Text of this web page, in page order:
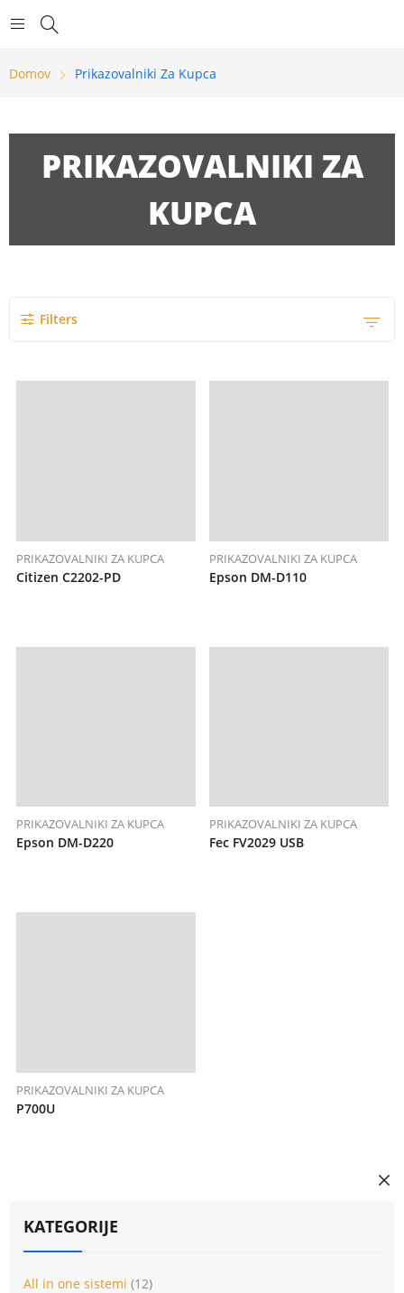
Domov Prikazovalniki Za Kupca
PRIKAZOVALNIKI ZA
KUPCA
Filters
PRIKAZOVALNIKI ZA KUPCA
Citizen C2202-PD
PRIKAZOVALNIKI ZA KUPCA
Epson DM-D110
PRIKAZOVALNIKI ZA KUPCA
Epson DM-D220
PRIKAZOVALNIKI ZA KUPCA
Fec FV2029 USB
PRIKAZOVALNIKI ZA KUPCA
P700U
KATEGORIJE
All in one sistemi (12)